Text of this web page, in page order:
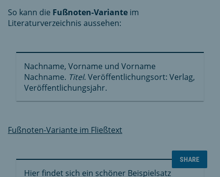
So kann die Fußnoten-Variante im
Literaturverzeichnis aussehen:
Nachname, Vorname und Vorname
Nachname. Titel. Veröffentlichungsort: Verlag,
Veröffentlichungsjahr.
Fußnoten-Variante im Fließtext
Hier findet sich ein schöner Beispielsatz
SHARE